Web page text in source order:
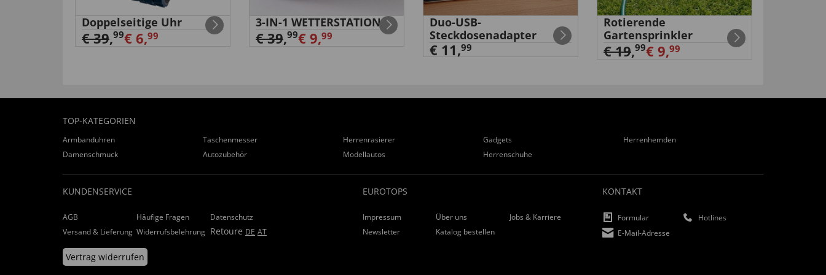
Doppelseitige Uhr
€ 39,99€ 6,99
3-IN-1 WETTERSTATION
€ 39,99€ 9,99
Duo-USB-
Steckdosenadapter
€ 11,99
Rotierende
Gartensprinkler
€ 19,99€ 9,99
TOP-KATEGORIEN
Armbanduhren Taschenmesser Herrenrasierer Gadgets
Herrenhemden
Damenschmuck
Autozubehör Modellautos Herrenschuhe
KUNDENSERVICE
AGB Häufige Fragen
Datenschutz
Versand & Lieferung Widerrufsbelehrung Retoure DE AT
Vertrag widerrufen
EUROTOPS
Impressum Über uns
Jobs & Karriere
Newsletter
Katalog bestellen
KONTAKT
Formular
Hotlines
E-Mail-Adresse